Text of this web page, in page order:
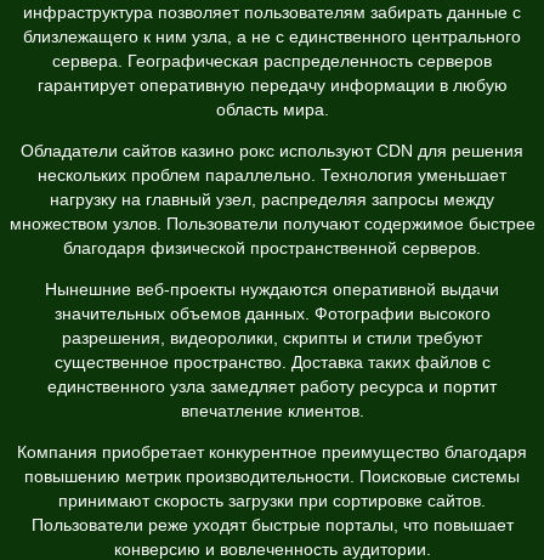
инфраструктура позволяет пользователям забирать данные с
близлежащего к ним узла, а не с единственного центрального
сервера. Географическая распределенность серверов
гарантирует оперативную передачу информации в любую
область мира.
Обладатели сайтов казино рокс используют CDN для решения
нескольких проблем параллельно. Технология уменьшает
нагрузку на главный узел, распределяя запросы между
множеством узлов. Пользователи получают содержимое быстрее
благодаря физической пространственной серверов.
Нынешние веб-проекты нуждаются оперативной выдачи
значительных объемов данных. Фотографии высокого
разрешения, видеоролики, скрипты и стили требуют
существенное пространство. Доставка таких файлов с
единственного узла замедляет работу ресурса и портит
впечатление клиентов.
Компания приобретает конкурентное преимущество благодаря
повышению метрик производительности. Поисковые системы
принимают скорость загрузки при сортировке сайтов.
Пользователи реже уходят быстрые порталы, что повышает
конверсию и вовлеченность аудитории.